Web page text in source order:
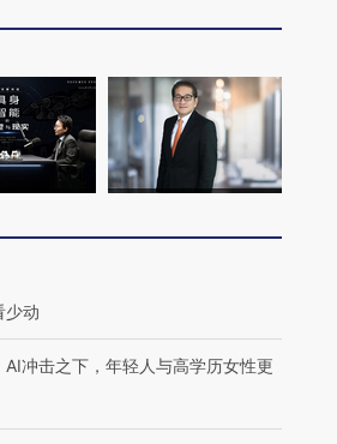
7万
种
少动
AI冲击之下，年轻人与高学历女性更